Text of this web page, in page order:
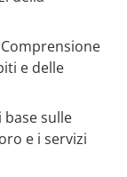
e delle
base sulle
e i servizi